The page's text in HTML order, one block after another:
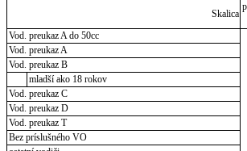
Skalica
Vod. preukaz A do 50cc
Vod. preukaz A
Vod. preukaz B
mladší ako 18 rokov
Vod. preukaz C
Vod. preukaz D
Vod. preukaz T
Bez príslušného VO